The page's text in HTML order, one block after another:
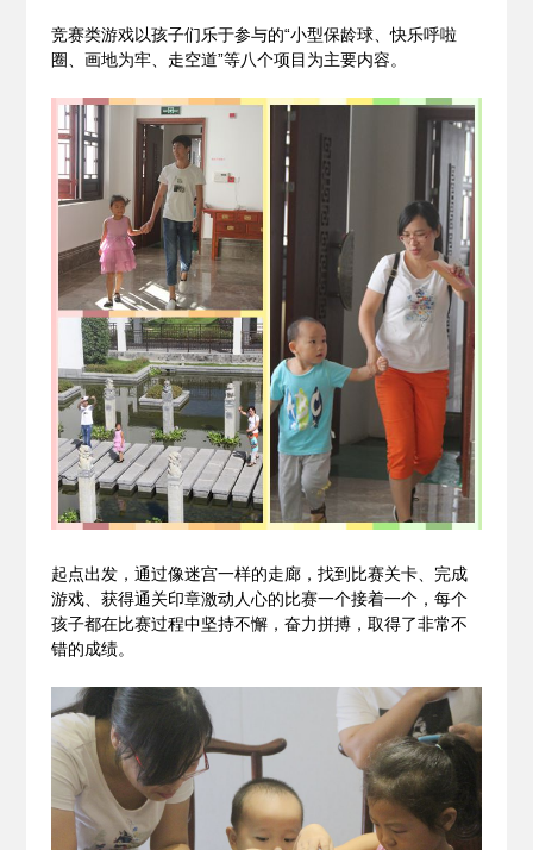
竞赛类游戏以孩子们乐于参与的“小型保龄球、快乐呼啦
圈、画地为牢、走空道”等八个项目 为主要内容。
起点出发，通过像迷宫一样的走廊，找到比赛关卡、完成
游戏、获得通关印章激动人心的比赛一个接着一个，每个
孩子都在比赛过程中坚持不懈，奋力拼搏，取得了非常不
错的成绩。